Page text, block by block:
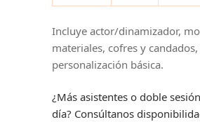
Incluye actor/dinamizador,
materiales, cofres y
personalización básica.
¿Más asistentes o doble
día? Consúltanos